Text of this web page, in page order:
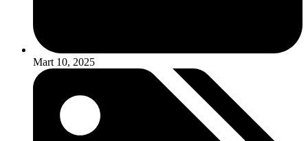
Mart 10, 2025